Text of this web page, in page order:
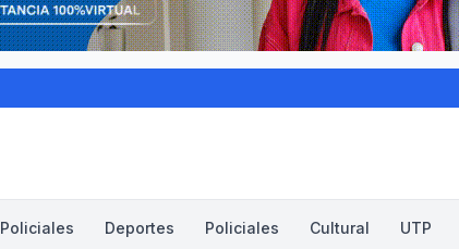
Policiales Deportes Policiales Cultural UTP